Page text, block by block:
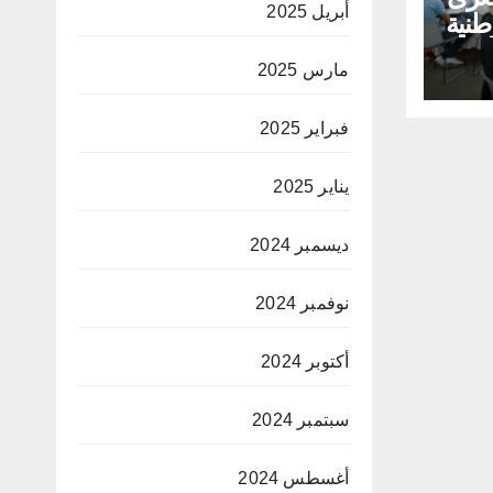
أبريل 2025
مارس 2025
فبراير 2025
يناير 2025
ديسمبر 2024
نوفمبر 2024
أكتوبر 2024
سبتمبر 2024
أغسطس 2024